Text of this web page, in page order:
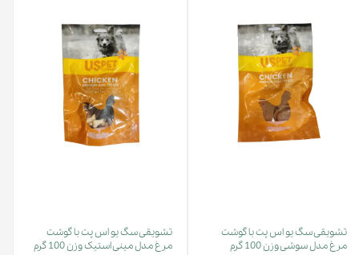
تشویقی سگ یو اس پت با گوشت
مرغ مدل سوشی وزن 100 گرم
تشویقی سگ یو اس پت با گوشت
مرغ مدل مینی استیک وزن 100 گرم